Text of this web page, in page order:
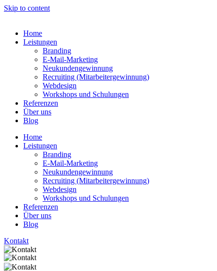
Skip to content
Home
Leistungen
Branding
E-Mail-Marketing
Neukundengewinnung
Recruiting (Mitarbeitergewinnung)
Webdesign
Workshops und Schulungen
Referenzen
Über uns
Blog
Home
Leistungen
Branding
E-Mail-Marketing
Neukundengewinnung
Recruiting (Mitarbeitergewinnung)
Webdesign
Workshops und Schulungen
Referenzen
Über uns
Blog
Kontakt